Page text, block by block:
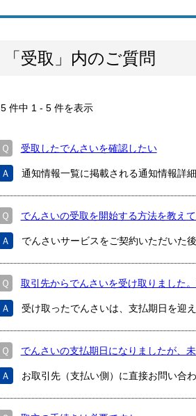
「受取」内のご質問
5 件中 1 - 5 件を表示
Ｑ 受取したでんさいを確認したい
Ａ 通知情報一覧に掲載される通知情報詳
Ｑ でんさいの受取を開始する方法を教え
Ａ でんさいサービスをご契約いただいた
Ｑ 取引先からでんさいを受け取りました
Ａ 受け取ったでんさいは、支払期日を迎
Ｑ でんさいの支払期日になりましたが、
Ａ お取引先（支払い側）に直接お問い合